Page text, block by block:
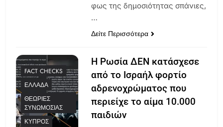
φως της δημοσιότητας σπάνιες,
…
Δείτε Περισσότερα
FACT CHECKS
ΕΛΛΆΔΑ
ΘΕΩΡΊΕΣ
ΣΥΝΩΜΟΣΊΑΣ
ΚΎΠΡΟΣ
Η Ρωσία ΔΕΝ κατάσχεσε
από το Ισραήλ φορτίο
αδρενοχρώματος που
περιείχε το αίμα 10.000
παιδιών